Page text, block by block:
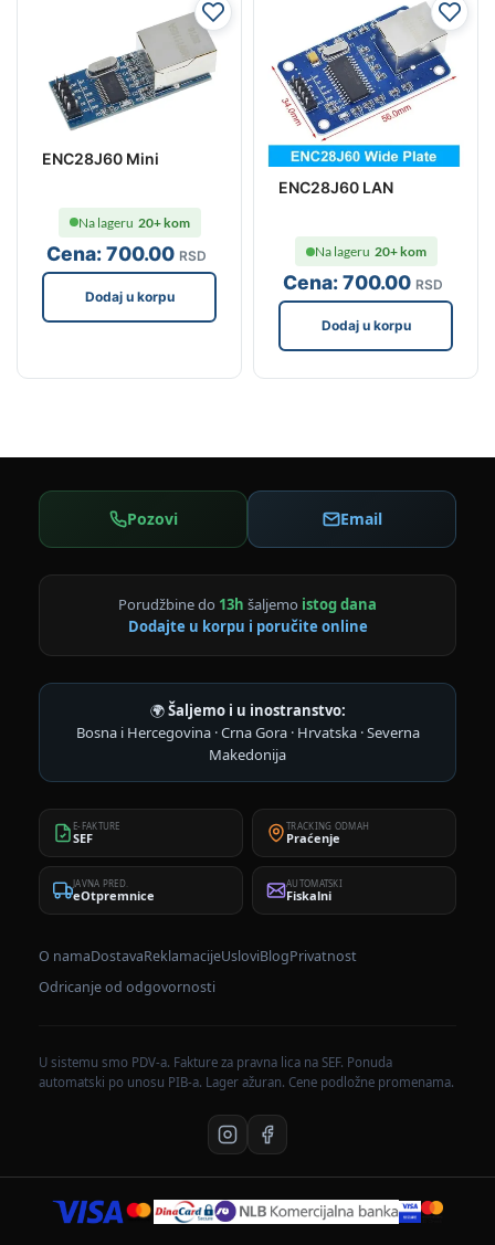
ENC28J60 Mini
Cena:700.00 RSD
Na lageru 20+ kom
Dodaj u korpu
ENC28J60 LAN
Cena:700.00 RSD
Na lageru 20+ kom
Dodaj u korpu
Pozovi Email
Porudžbine do 13h šaljemo istog dana
Dodajte u korpu i poručite online
🌍Šaljemo i u inostranstvo:
Bosna i Hercegovina · Crna Gora · Hrvatska · Severna
Makedonija
E-FAKTURE
SEF
TRACKING ODMAH
Praćenje
JAVNA PRED.
eOtpremnice
AUTOMATSKI
Fiskalni
O namaDostavaReklamacijeUsloviBlogPrivatnost
Odricanje od odgovornosti
U sistemu smo PDV-a. Fakture za pravna lica na SEF. Ponuda
automatski po unosu PIB-a. Lager ažuran. Cene podložne promenama.